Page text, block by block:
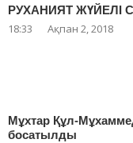
РУХАНИЯТ ЖҮЙЕЛІ
18:33 Ақпан 2, 2018
Мұхтар Құл-
босатылды